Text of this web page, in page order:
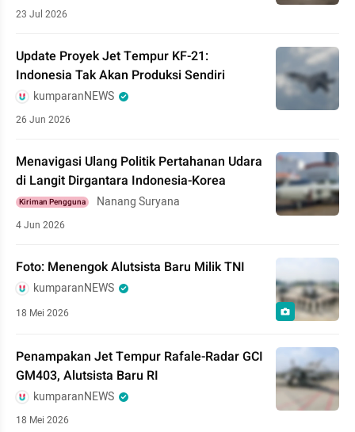
23 Jul 2026
Update Proyek Jet Tempur KF-21:
Indonesia Tak Akan Produksi Sendiri
kumparanNEWS
26 Jun 2026
Menavigasi Ulang Politik Pertahanan Udara
di Langit Dirgantara Indonesia-Korea
Kiriman Pengguna Nanang Suryana
4 Jun 2026
Foto: Menengok Alutsista Baru Milik TNI
kumparanNEWS
18 Mei 2026
Penampakan Jet Tempur Rafale-Radar GCI
GM403, Alutsista Baru RI
kumparanNEWS
18 Mei 2026